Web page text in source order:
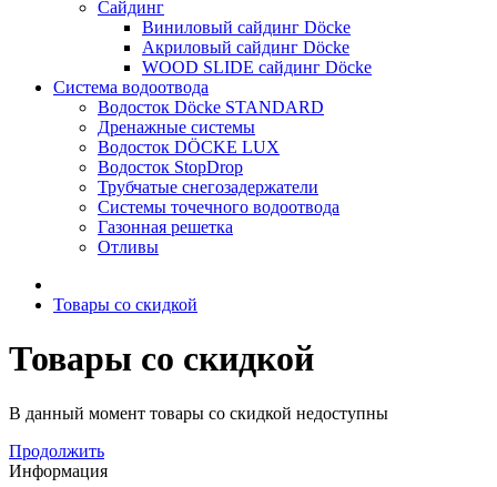
Сайдинг
Виниловый сайдинг Döcke
Акриловый сайдинг Döcke
WOOD SLIDE сайдинг Döcke
Система водоотвода
Водосток Döcke STANDARD
Дренажные системы
Водосток DÖCKE LUX
Водосток StopDrop
Трубчатые снегозадержатели
Системы точечного водоотвода
Газонная решетка
Отливы
Товары со скидкой
Товары со скидкой
В данный момент товары со скидкой недоступны
Продолжить
Информация